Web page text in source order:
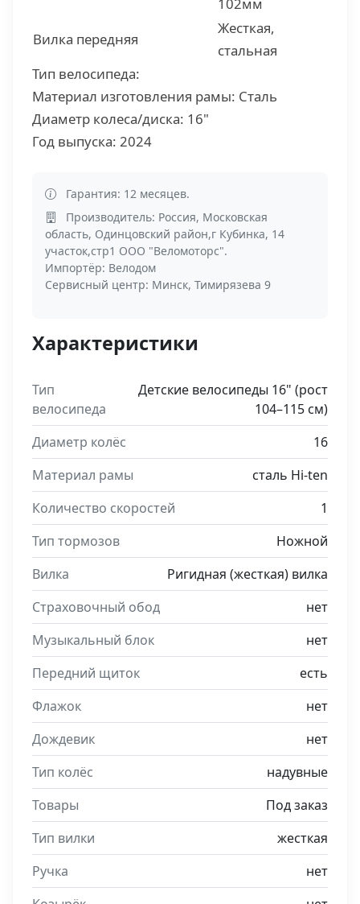
Вилка передняя
Жесткая,
стальная
Тип велосипеда:
Материал изготовления рамы: Сталь
Диаметр колеса/диска: 16"
Год выпуска: 2024
Гарантия: 12 месяцев.
Производитель: Россия, Московская
область, Одинцовский район,г Кубинка, 14
участок,стр1 ООО "Веломоторс".
Импортёр: Велодом
Сервисный центр: Минск, Тимирязева 9
Характеристики
Тип
велосипеда
Детские велосипеды 16" (рост
104–115 см)
Диаметр колёс
16
Материал рамы
сталь Hi-ten
Количество скоростей
1
Тип тормозов
Ножной
Вилка
Ригидная (жесткая) вилка
Страховочный обод
нет
Музыкальный блок
нет
Передний щиток
есть
Флажок
нет
Дождевик
нет
Тип колёс
надувные
Товары
Под заказ
Тип вилки
жесткая
Ручка
нет